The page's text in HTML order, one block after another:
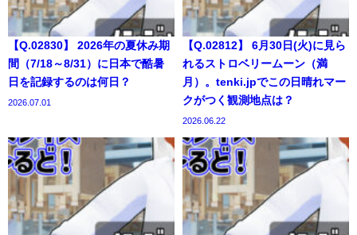
【Q.02830】 2026年の夏休み期
間（7/18～8/31）に日本で酷暑
日を記録するのは何日？
2026.07.01
【Q.02812】 6月30日(火)に見ら
れるストロベリームーン（満
月）。tenki.jpでこの日晴れマー
クがつく観測地点は？
2026.06.22